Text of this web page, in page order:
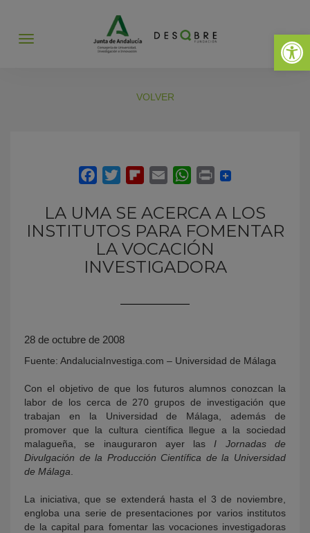
Abrir
Abrir
VOLVER
LA UMA SE ACERCA A LOS
INSTITUTOS PARA FOMENTAR
LA VOCACIÓN
INVESTIGADORA
28 de octubre de 2008
Fuente: AndaluciaInvestiga.com – Universidad de Málaga
Con el objetivo de que los futuros alumnos conozcan la
labor de los cerca de 270 grupos de investigación que
trabajan en la Universidad de Málaga, además de
promover que la cultura científica llegue a la sociedad
malagueña, se inauguraron ayer las I Jornadas de
Divulgación de la Producción Científica de la Universidad
de Málaga
La iniciativa, que se extenderá hasta el 3 de noviembre,
engloba una serie de presentaciones por varios institutos
de la capital para fomentar las vocaciones investigadoras